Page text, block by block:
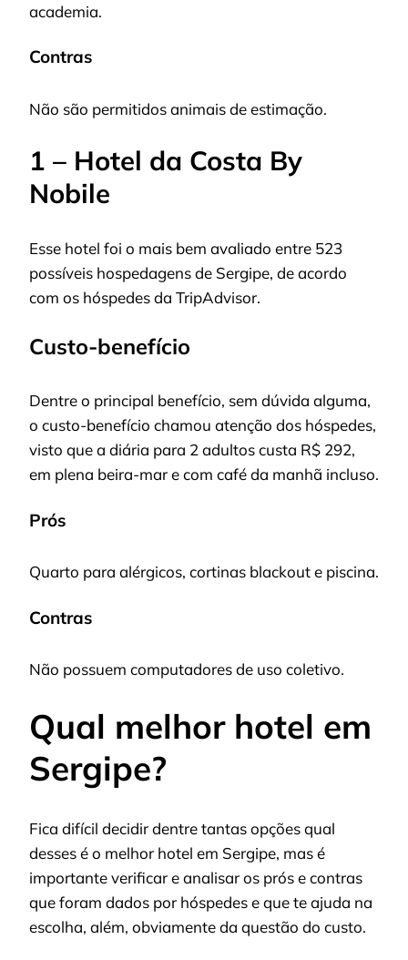
academia.
Contras
Não são permitidos animais de estimação.
1 – Hotel da Costa By
Nobile
Esse hotel foi o mais bem avaliado entre 523
possíveis hospedagens de Sergipe, de acordo
com os hóspedes da TripAdvisor.
Custo-benefício
Dentre o principal benefício, sem dúvida alguma,
o custo-benefício chamou atenção dos hóspedes,
visto que a diária para 2 adultos custa R$ 292,
em plena beira-mar e com café da manhã incluso.
Prós
Quarto para alérgicos, cortinas blackout e piscina.
Contras
Não possuem computadores de uso coletivo.
Qual melhor hotel em
Sergipe?
Fica difícil decidir dentre tantas opções qual
desses é o melhor hotel em Sergipe, mas é
importante verificar e analisar os prós e contras
que foram dados por hóspedes e que te ajuda na
escolha, além, obviamente da questão do custo.